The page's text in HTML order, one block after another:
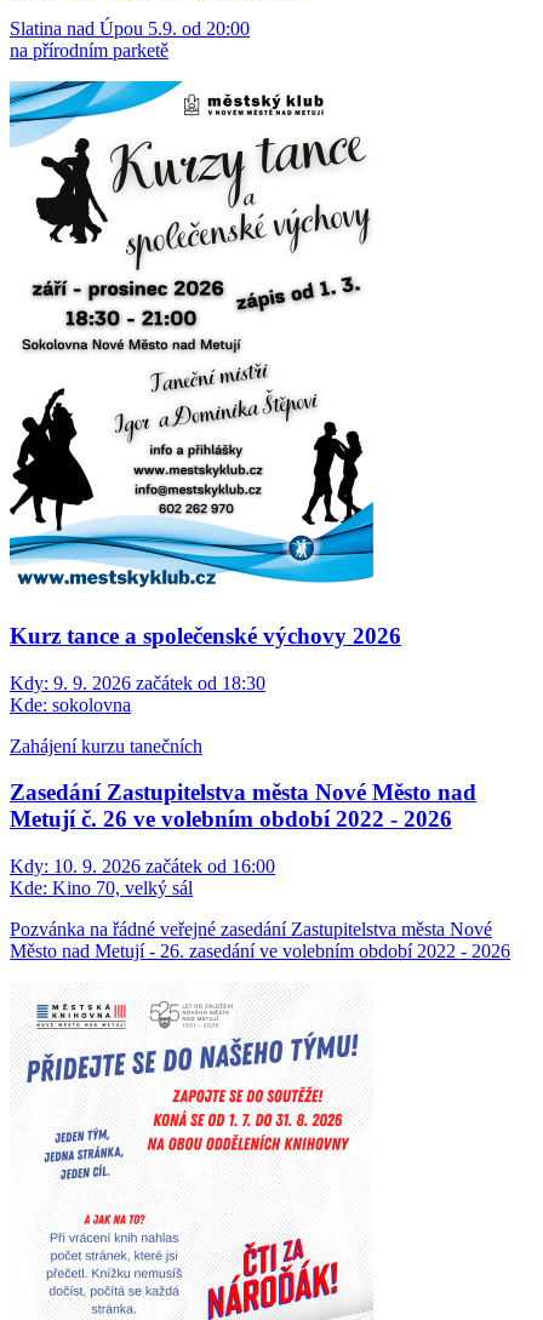
Slatina nad Úpou 5.9. od 20:00
na přírodním parketě
Kurz tance a společenské výchovy 2026
Kdy: 9. 9. 2026 začátek od 18:30
Kde: sokolovna
Zahájení kurzu tanečních
Zasedání Zastupitelstva města Nové Město nad
Metují č. 26 ve volebním období 2022 - 2026
Kdy: 10. 9. 2026 začátek od 16:00
Kde: Kino 70, velký sál
Pozvánka na řádné veřejné zasedání Zastupitelstva města Nové
Město nad Metují - 26. zasedání ve volebním období 2022 - 2026